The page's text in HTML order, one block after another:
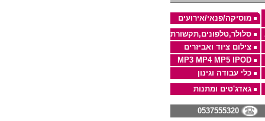
מוסיקה/פנאי/אירועים
סלולר,טלפונים,תקשורת
צילום ציוד ואביזרים
MP3 MP4 MP5 IPOD
כלי עבודה וגינון
גאדג'טים ומתנות
0537555320